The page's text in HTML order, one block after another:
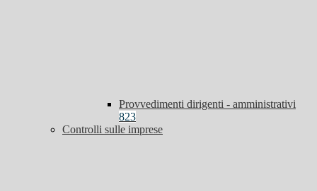
Provvedimenti dirigenti - amministrativi
823
Controlli sulle imprese